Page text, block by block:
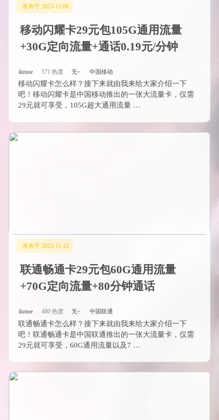
发布于 2023-12-06
移动闪耀卡29元包105G通用流量
+30G定向流量+通话0.19元/分钟
ikmoe 571 热度 无~ 中国移动
移动闪耀卡怎么样？接下来就由我来给大家介绍一下
吧！移动闪耀卡是中国移动推出的一张大流量卡，仅需
29元就可享受，105G超大通用流量 …
发布于 2023-11-15
联通畅通卡29元包60G通用流量
+70G定向流量+80分钟通话
ikmoe 480 热度 无~ 中国联通
联通畅通卡怎么样？接下来就由我来给大家介绍一下
吧！联通畅通卡是中国联通推出的一张大流量卡，仅需
29元就可享受，60G通用流量以及7 …